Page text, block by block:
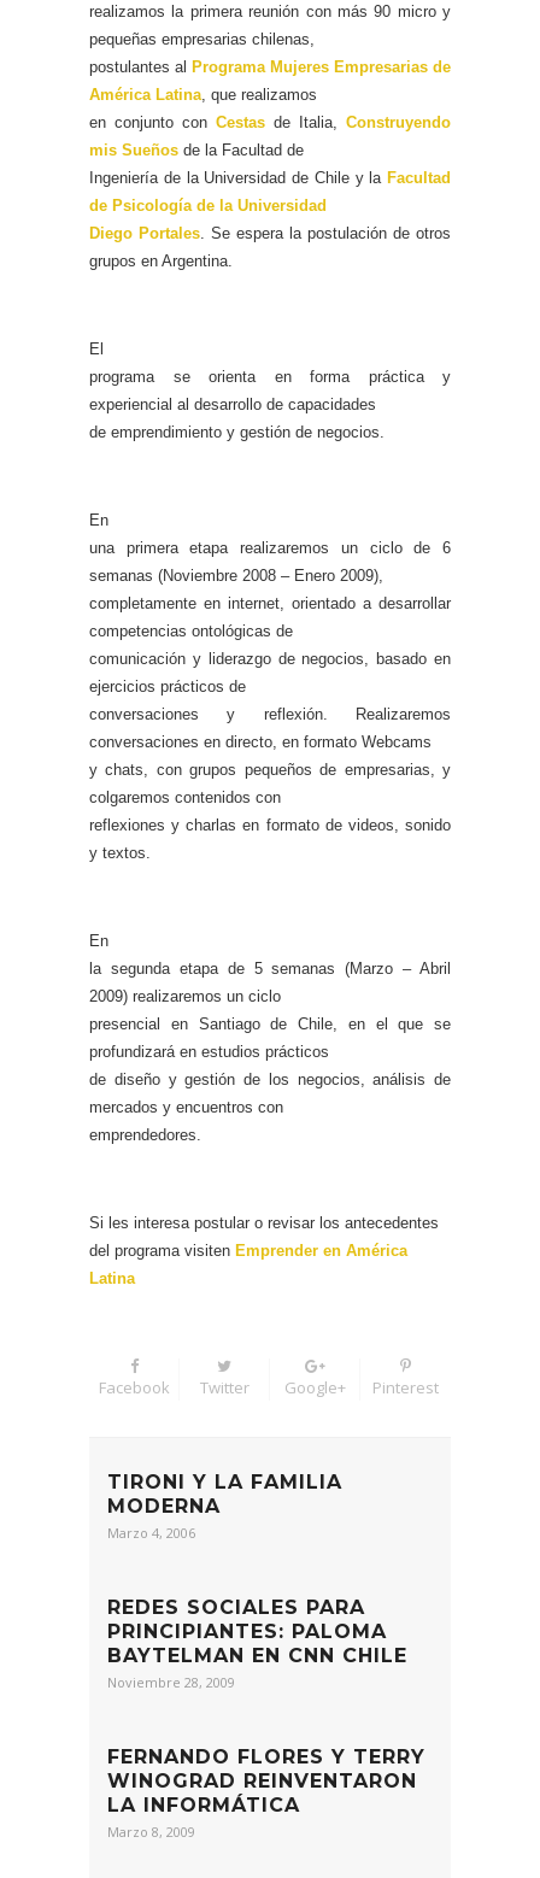
realizamos la primera reunión con más 90 micro y
pequeñas empresarias chilenas,
postulantes al Programa Mujeres Empresarias de
América Latina , que realizamos
en conjunto con Cestas de Italia, Construyendo
mis Sueños de la Facultad de
Ingeniería de la Universidad de Chile y la Facultad
de Psicología de la Universidad
Diego Portales . Se espera la postulación de otros
grupos en Argentina.
El
programa se orienta en forma práctica y
experiencial al desarrollo de capacidades
de emprendimiento y gestión de negocios.
En
una primera etapa realizaremos un ciclo de 6
semanas (Noviembre 2008 – Enero 2009),
completamente en internet, orientado a desarrollar
competencias ontológicas de
comunicación y liderazgo de negocios, basado en
ejercicios prácticos de
conversaciones y reflexión. Realizaremos
conversaciones en directo, en formato Webcams
y chats, con grupos pequeños de empresarias, y
colgaremos contenidos con
reflexiones y charlas en formato de videos, sonido
y textos.
En
la segunda etapa de 5 semanas (Marzo – Abril
2009) realizaremos un ciclo
presencial en Santiago de Chile, en el que se
profundizará en estudios prácticos
de diseño y gestión de los negocios, análisis de
mercados y encuentros con
emprendedores.
Si les interesa postular o revisar los antecedentes
del programa visiten Emprender en América
Latina
Facebook Twitter Google+ Pinterest
TIRONI Y LA FAMILIA
MODERNA
Marzo 4, 2006
REDES SOCIALES PARA
PRINCIPIANTES: PALOMA
BAYTELMAN EN CNN CHILE
Noviembre 28, 2009
FERNANDO FLORES Y TERRY
WINOGRAD REINVENTARON
LA INFORMÁTICA
Marzo 8, 2009